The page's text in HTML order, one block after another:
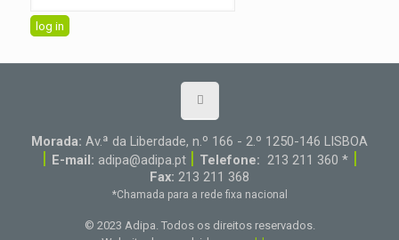
Morada: Av.ª da Liberdade, n.º 166 - 2.º 1250-146 LISBOA
| E-mail: adipa@adipa.pt | Telefone: 213 211 360 *|
Fax: 213 211 368
*Chamada para a rede fixa nacional
© 2023 Adipa. Todos os direitos reservados.